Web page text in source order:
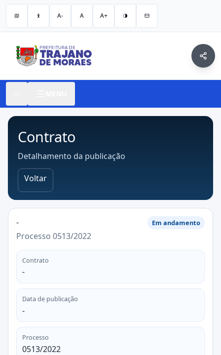
A- A A+
Contrato
Detalhamento da publicação
Voltar
-
Processo 0513/2022
Em andamento
Contrato
-
Data de publicação
-
Processo
0513/2022